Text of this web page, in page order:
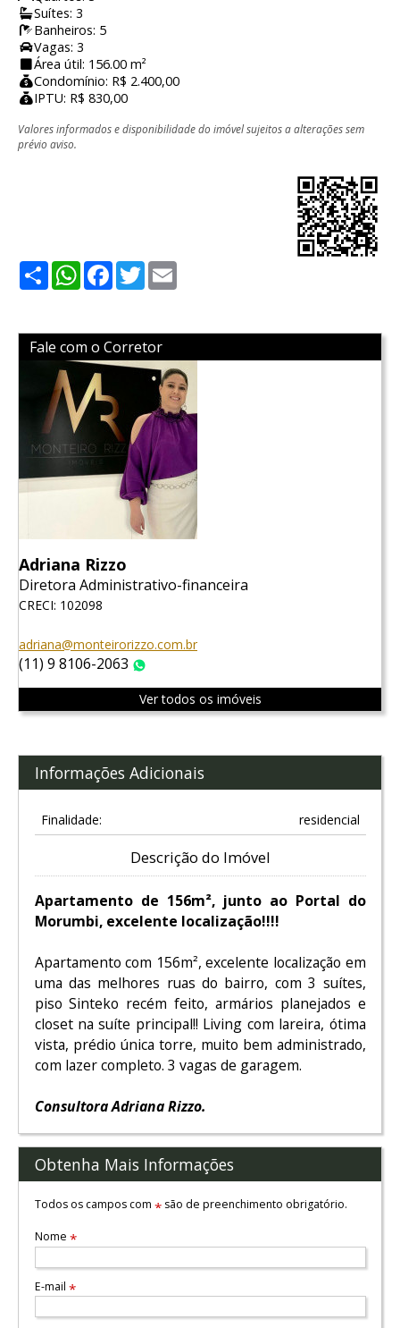
Suítes: 3
Banheiros: 5
Vagas: 3
Área útil: 156.00 m²
Condomínio: R$ 2.400,00
IPTU: R$ 830,00
Valores informados e disponibilidade do imóvel sujeitos a alterações sem
prévio aviso.
ShareWhatsApp
Facebook
Twitter
Fale com o Corretor
Adriana Rizzo
Diretora Administrativo-financeira
CRECI: 102098
adriana@monteirorizzo.com.br
(11) 9 8106-2063
Ver todos os imóveis
Informações Adicionais
Finalidade: residencial
Descrição do Imóvel
Apartamento de 156m², junto ao Portal do
Morumbi, excelente localização!!!!
Apartamento com 156m², excelente localização em
uma das melhores ruas do bairro, com 3 suítes,
piso Sinteko recém feito, armários planejados e
closet na suíte principal!! Living com lareira, ótima
vista, prédio única torre, muito bem administrado,
com lazer completo. 3 vagas de garagem.
Consultora Adriana Rizzo.
Obtenha Mais Informações
Todos os campos com *são de preenchimento obrigatório.
Nome *
E-mail *